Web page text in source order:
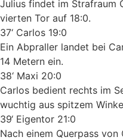
Julius findet im Strafraum
vierten Tor auf 18:0.
37‘ Carlos 19:0
Ein Abpraller landet bei
14 Metern ein.
38‘ Maxi 20:0
Carlos bedient rechts im
wuchtig aus spitzem
39‘ Eigentor 21:0
Nach einem Querpass